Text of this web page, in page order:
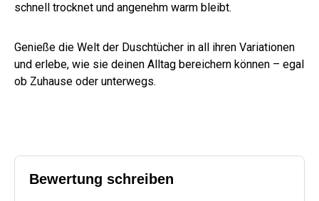
schnell trocknet und angenehm warm bleibt.
Genieße die Welt der Duschtücher in all ihren Variationen
und erlebe, wie sie deinen Alltag bereichern können – egal
ob Zuhause oder unterwegs.
Bewertung schreiben